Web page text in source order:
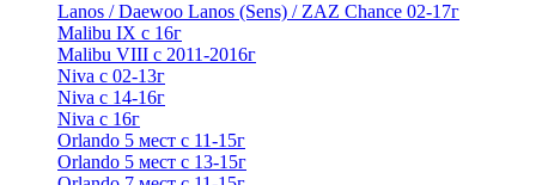
Lanos / Daewoo Lanos (Sens) / ZAZ Chance 02-17г
Malibu IX с 16г
Malibu VIII с 2011-2016г
Niva с 02-13г
Niva с 14-16г
Niva с 16г
Orlando 5 мест с 11-15г
Orlando 5 мест с 13-15г